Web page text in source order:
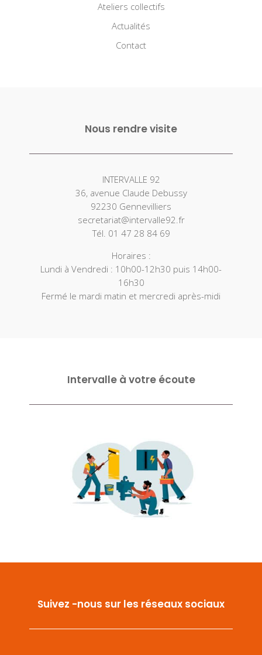
Ateliers collectifs
Actualités
Contact
Nous rendre visite
INTERVALLE 92
36, avenue Claude Debussy
92230 Gennevilliers
secretariat@intervalle92.fr
Tél. 01 47 28 84 69
Horaires :
Lundi à Vendredi : 10h00-12h30 puis 14h00-
16h30
Fermé le mardi matin et mercredi après-midi
Intervalle à votre écoute
Suivez -nous sur les réseaux sociaux